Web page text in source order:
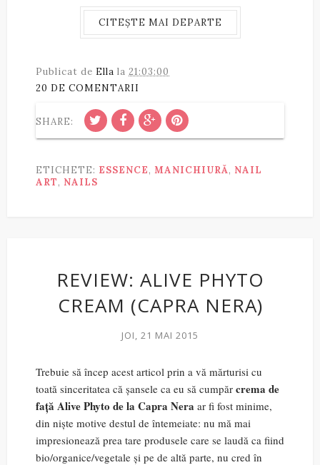
CITEȘTE MAI DEPARTE
Publicat de Ella la 21:03:00
20 DE COMENTARII
SHARE:
ETICHETE: ESSENCE, MANICHIURĂ, NAIL
ART, NAILS
REVIEW: ALIVE PHYTO
CREAM (CAPRA NERA)
JOI, 21 MAI 2015
Trebuie să încep acest articol prin a vă mărturisi cu
toată sinceritatea că șansele ca eu să cumpăr crema de
față Alive Phyto de la Capra Nera ar fi fost minime,
din niște motive destul de întemeiate: nu mă mai
impresionează prea tare produsele care se laudă ca fiind
bio/organice/vegetale și pe de altă parte, nu cred în